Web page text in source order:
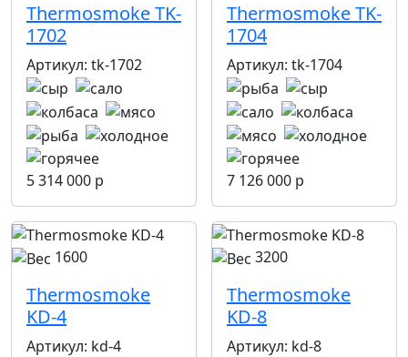
Thermosmoke TK-
1702
Артикул: tk-1702
5 314 000 р
Thermosmoke TK-
1704
Артикул: tk-1704
7 126 000 р
1600
Thermosmoke
KD-4
Артикул: kd-4
3200
Thermosmoke
KD-8
Артикул: kd-8